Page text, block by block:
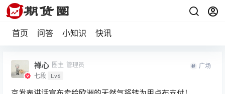
首页 问答 小知识 快讯
禅心 圈主 管理员
七段 Lv6
广场